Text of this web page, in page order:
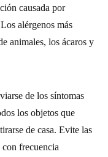
causada por
alérgenos más
animales, los ácaros y
de los síntomas
los objetos que
de casa. Evite las
frecuencia